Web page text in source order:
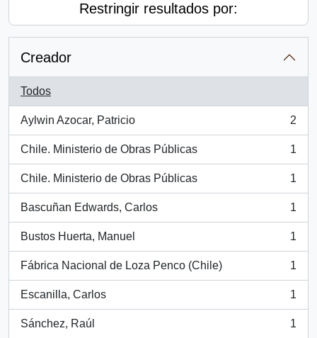
Restringir resultados por:
Creador
Todos
Aylwin Azocar, Patricio
, 2 resultados
2
Chile. Ministerio de Obras Públicas
, 1 resultados
1
Chile. Ministerio de Obras Públicas
, 1 resultados
1
Bascuñan Edwards, Carlos
, 1 resultados
1
Bustos Huerta, Manuel
, 1 resultados
1
Fábrica Nacional de Loza Penco (Chile)
, 1 resultados
1
Escanilla, Carlos
, 1 resultados
1
Sánchez, Raúl
, 1 resultados
1